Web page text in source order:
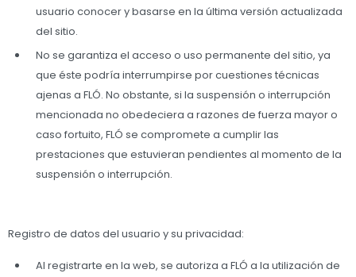
usuario conocer y basarse en la última versión actualizada
del sitio.
No se garantiza el acceso o uso permanente del sitio, ya
que éste podría interrumpirse por cuestiones técnicas
ajenas a FLÓ. No obstante, si la suspensión o interrupción
mencionada no obedeciera a razones de fuerza mayor o
caso fortuito, FLÓ se compromete a cumplir las
prestaciones que estuvieran pendientes al momento de la
suspensión o interrupción.
Registro de datos del usuario y su privacidad:
Al registrarte en la web, se autoriza a FLÓ a la utilización de